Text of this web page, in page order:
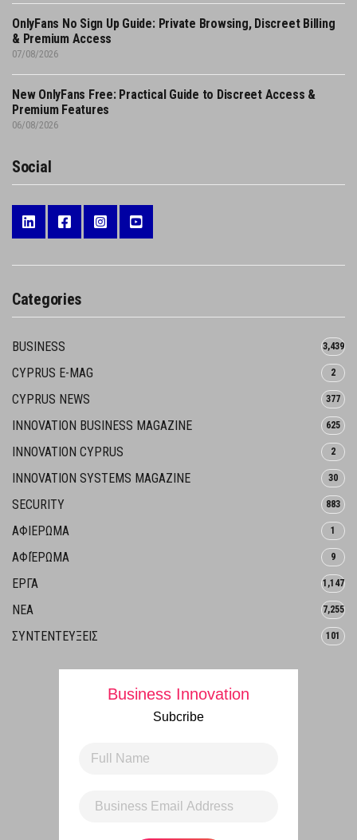
OnlyFans No Sign Up Guide: Private Browsing, Discreet Billing
& Premium Access
07/08/2026
New OnlyFans Free: Practical Guide to Discreet Access &
Premium Features
06/08/2026
Social
Categories
BUSINESS 3,439
CYPRUS E-MAG 2
CYPRUS NEWS 377
INNOVATION BUSINESS MAGAZINE 625
INNOVATION CYPRUS 2
INNOVATION SYSTEMS MAGAZINE 30
SECURITY 883
ΑΦΙΕΡΩΜΑ 1
ΑΦΙΈΡΩΜΑ 9
ΕΡΓΑ 1,147
ΝΕΑ 7,255
ΣΥΝΤΕΝΤΕΥΞΕΙΣ 101
Business Innovation
Subcribe